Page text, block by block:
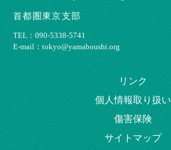
首都圏東京支部
TEL：090-5338-5741
E-mail：tokyo@yamaboushi.org
リンク
個⼈情報取り扱い
傷害保険
サイトマップ